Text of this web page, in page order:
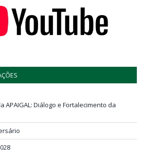
APAIGAL: Diálogo e Fortalecimento da